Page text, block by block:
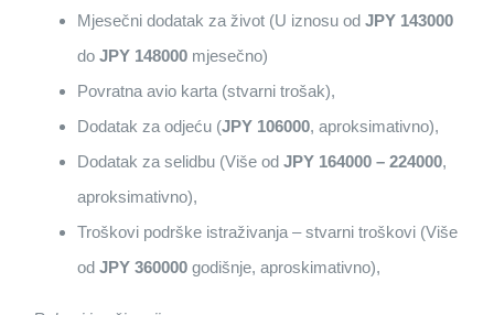
Mjesečni dodatak za život (U iznosu od JPY 143000
do JPY 148000 mjesečno)
Povratna avio karta (stvarni trošak),
Dodatak za odjeću (JPY 106000, aproksimativno),
Dodatak za selidbu (Više od JPY 164000 – 224000,
aproksimativno),
Troškovi podrške istraživanja – stvarni troškovi (Više
od JPY 360000 godišnje, aproskimativno),